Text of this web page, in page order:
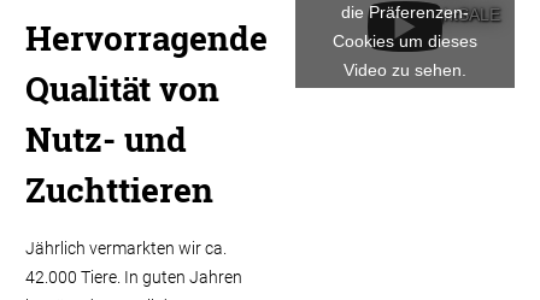
Hervorragende
Qualität von
Nutz- und
Zuchttieren
Jährlich vermarkten wir ca.
42.000 Tiere. In guten Jahren
HighlightSALE
die Präferenzen-
Cookies um dieses
Video zu sehen.